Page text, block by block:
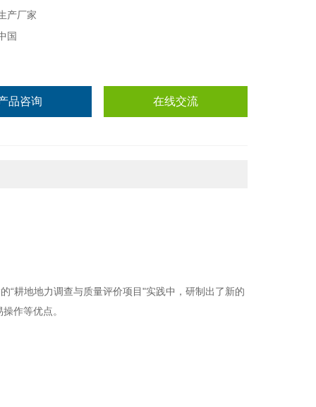
产厂家
国
品咨询 在线交流
“耕地地力调查与质量评价项目"实践中，研制出了新的
作等优点。